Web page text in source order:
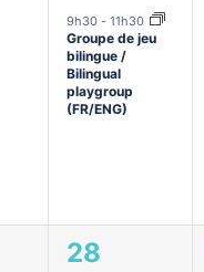
évènement,
9h30-11h30
Groupe de jeu
bilingue /
Bilingual
playgroup
(FR/ENG)
1
28